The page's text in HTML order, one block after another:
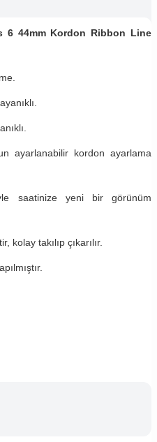
6 44mm Kordon Ribbon Line
ayarlanabilir kordon ayarlama
saatinize yeni bir görünüm
takılıp çıkarılır.